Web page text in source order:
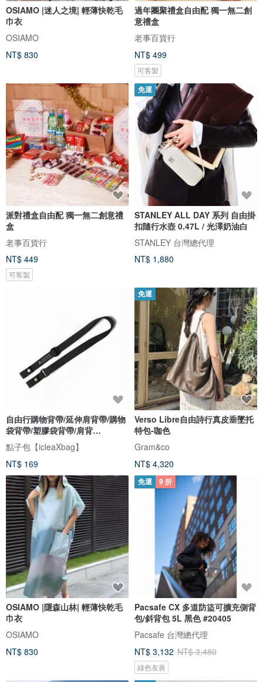
OSIAMO |迷人之境| 輕薄快乾毛
巾衣
OSIAMO
NT$ 830
過年團聚禮盒自由配 獨一無二創
意禮盒
老事百貨行
NT$ 499
可客製
派對禮盒自由配 獨一無二創意禮
盒
老事百貨行
NT$ 449
可客製
免運
STANLEY ALL DAY 系列 自由掛
扣隨行水壺 0.47L / 光澤奶油白
STANLEY 台灣總代理
NT$ 1,880
自由行購物背帶/延伸肩背帶/購物
袋背帶/塑膠袋背帶/肩背
式/DG127
點子包【icleaXbag】
NT$ 169
免運
Verso Libre自由詩行真皮垂墜托
特包-咖色
Gram&co
NT$ 4,320
OSIAMO |隱森山林| 輕薄快乾毛
巾衣
OSIAMO
NT$ 830
免運 9 折
Pacsafe CX 多道防盜可擴充側背
包/斜背包 5L 黑色 #20405
Pacsafe 台灣總代理
NT$ 3,132 NT$ 3,480
綠色友善